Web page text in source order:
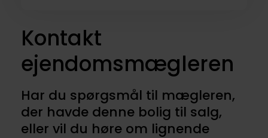
Kontakt
ejendomsmægleren
Har du spørgsmål til mægleren,
der havde denne bolig til salg,
eller vil du høre om lignende